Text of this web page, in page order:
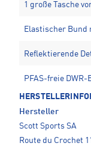
1 große Tasche
Elastischer Bund
Reflektierende
PFAS-freie
Hersteller
Scott Sports SA
Route du Crochet 11